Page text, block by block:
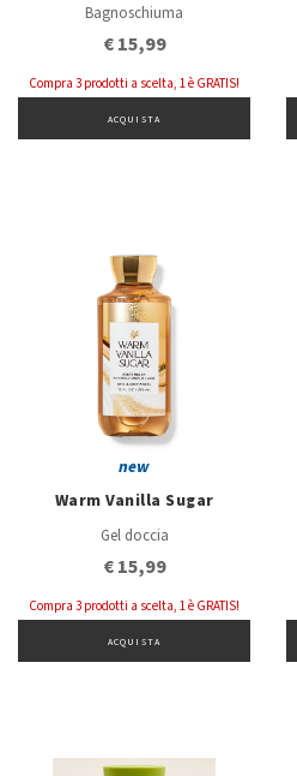
Bagnoschiuma
€ 15,99
Compra 3 prodotti a scelta, 1 è GRATIS!
ACQUISTA
new
Warm Vanilla Sugar
Gel doccia
€ 15,99
Compra 3 prodotti a scelta, 1 è GRATIS!
ACQUISTA